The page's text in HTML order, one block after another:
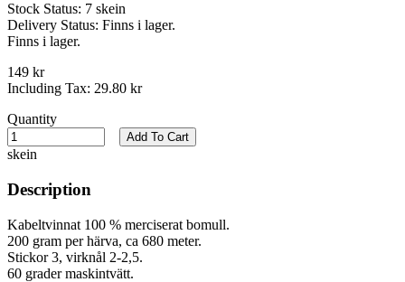
Stock Status: 7 skein
Delivery Status: Finns i lager.
Finns i lager.
149 kr
Including Tax: 29.80 kr
Quantity
skein
Add To Cart
Description
Kabeltvinnat 100 % merciserat bomull.
200 gram per härva, ca 680 meter.
Stickor 3, virknål 2-2,5.
60 grader maskintvätt.